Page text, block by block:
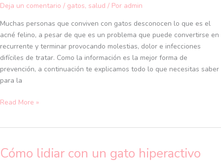
Deja un comentario / gatos, salud / Por admin
Muchas personas que conviven con gatos desconocen lo que es el
acné felino, a pesar de que es un problema que puede convertirse en
recurrente y terminar provocando molestias, dolor e infecciones
difíciles de tratar. Como la información es la mejor forma de
prevención, a continuación te explicamos todo lo que necesitas saber
para la
qué
es
y
cómo
combatirlo
Read More »
Cómo lidiar con un gato hiperactivo
Cómo